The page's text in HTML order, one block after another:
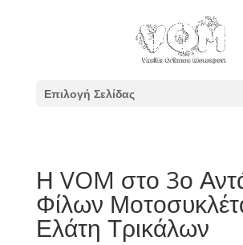
Επιλογή Σελίδας
Η VOM στο 3ο
Φίλων
Ελάτη Τρικάλων